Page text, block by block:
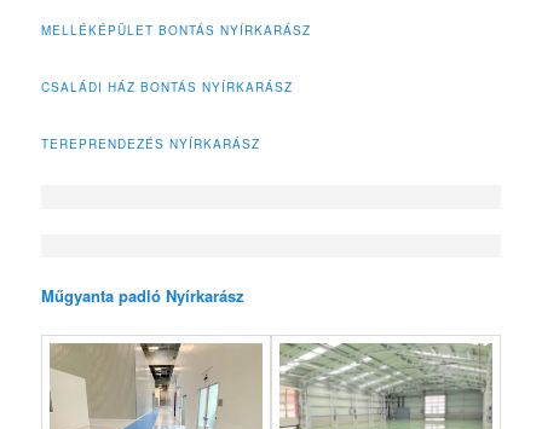
MELLÉKÉPÜLET BONTÁS NYÍRKARÁSZ
CSALÁDI HÁZ BONTÁS NYÍRKARÁSZ
TEREPRENDEZÉS NYÍRKARÁSZ
Műgyanta padló Nyírkarász